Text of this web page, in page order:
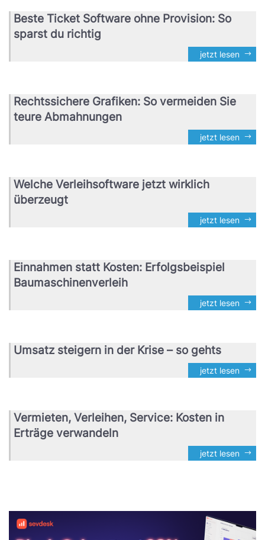
Beste Ticket Software ohne Provision: So
sparst du richtig
jetzt lesen
Rechtssichere Grafiken: So vermeiden Sie
teure Abmahnungen
jetzt lesen
Welche Verleihsoftware jetzt wirklich
überzeugt
jetzt lesen
Einnahmen statt Kosten: Erfolgsbeispiel
Baumaschinenverleih
jetzt lesen
Umsatz steigern in der Krise – so gehts
jetzt lesen
Vermieten, Verleihen, Service: Kosten in
Erträge verwandeln
jetzt lesen